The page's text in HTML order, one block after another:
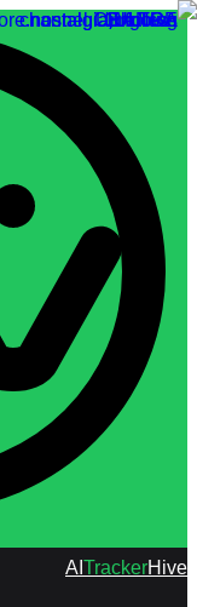
AITrackerHive